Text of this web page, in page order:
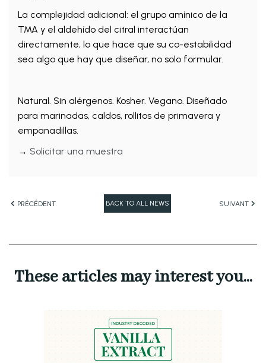
La complejidad adicional: el grupo amínico de la
TMA y el aldehído del citral interactúan
directamente, lo que hace que su co-estabilidad
sea algo que hay que diseñar, no solo formular.
Natural. Sin alérgenos. Kosher. Vegano. Diseñado
para marinadas, caldos, rollitos de primavera y
empanadillas.
→ Solicitar una muestra
PRÉCÉDENT BACK TO ALL NEWS SUIVANT
These articles may interest you...